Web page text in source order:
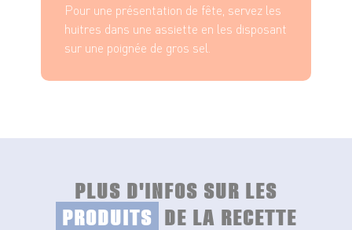
coquilles et disposez la fondue de poireaux sur le
dessus. Ajoutez le jus et le zeste de citron vert et
terminez par un tour de moulin à poivre.
Pour une présentation de fête, servez les
huitres dans une assiette en les disposant
sur une poignée de gros sel.
PLUS D'INFOS SUR LES
PRODUITS DE LA RECETTE